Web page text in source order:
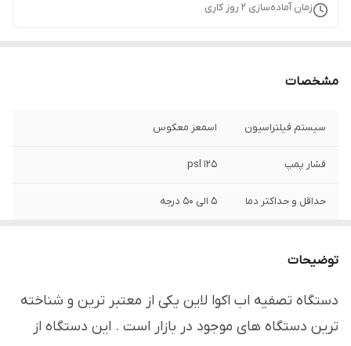
زمان آماده‌سازی 2 روز کاری
مشخصات
سیستم فیلتراسیون اسمعز معکوس
فشار پمپ ۱۲۵ psl
حداقل و حداکثر دما ۵ الی ۵۰ درجه
دقت فیلتراسیون یک دهزاروم میکرون
توضیحات
دستگاه تصفیه اب اکوا لاین یکی از معتبر ترین و شناخته
ترین دستگاه های موجود در بازار است . این دستگاه از